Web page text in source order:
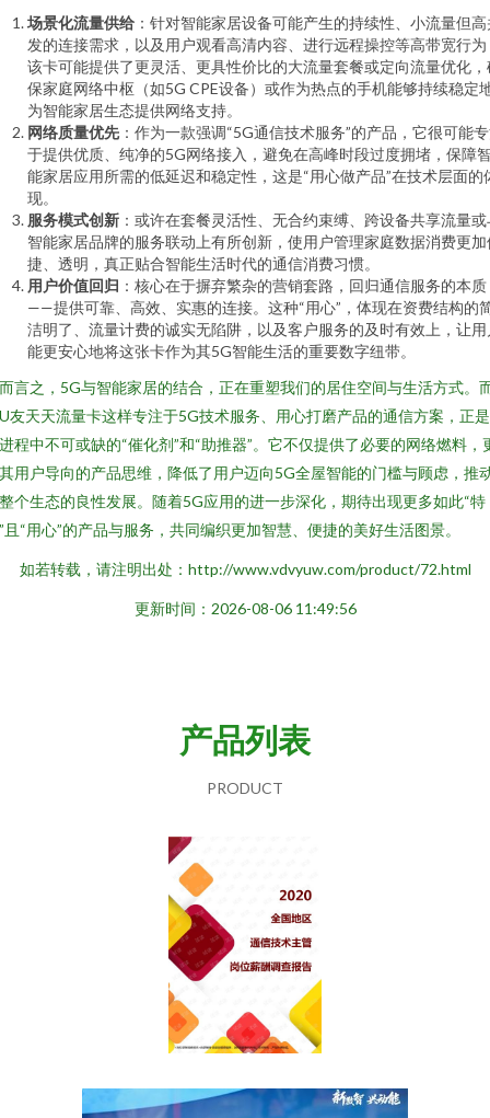
场景化流量供给 ：针对智能家居设备可能产生的持续性、小流量但高
发的连接需求，以及用户观看高清内容、进行远程操控等高带宽行为
该卡可能提供了更灵活、更具性价比的大流量套餐或定向流量优化，
保家庭网络中枢（如5G CPE设备）或作为热点的手机能够持续稳定
为智能家居生态提供网络支持。
网络质量优先 ：作为一款强调“5G通信技术服务”的产品，它很可能
于提供优质、纯净的5G网络接入，避免在高峰时段过度拥堵，保障
能家居应用所需的低延迟和稳定性，这是“用心做产品”在技术层面的
现。
服务模式创新 ：或许在套餐灵活性、无合约束缚、跨设备共享流量或
智能家居品牌的服务联动上有所创新，使用户管理家庭数据消费更加
捷、透明，真正贴合智能生活时代的通信消费习惯。
用户价值回归 ：核心在于摒弃繁杂的营销套路，回归通信服务的本质
——提供可靠、高效、实惠的连接。这种“用心”，体现在资费结构的
洁明了、流量计费的诚实无陷阱，以及客户服务的及时有效上，让用
能更安心地将这张卡作为其5G智能生活的重要数字纽带。
言之，5G与智能家居的结合，正在重塑我们的居住空间与生活方式。
友天天流量卡这样专注于5G技术服务、用心打磨产品的通信方案，正
程中不可或缺的“催化剂”和“助推器”。它不仅提供了必要的网络燃料，
用户导向的产品思维，降低了用户迈向5G全屋智能的门槛与顾虑，推
个生态的良性发展。随着5G应用的进一步深化，期待出现更多如此“特
且“用心”的产品与服务，共同编织更加智慧、便捷的美好生活图景。
如若转载，请注明出处：http://www.vdvyuw.com/product/72.html
更新时间：2026-08-06 11:49:56
产品列表
PRODUCT